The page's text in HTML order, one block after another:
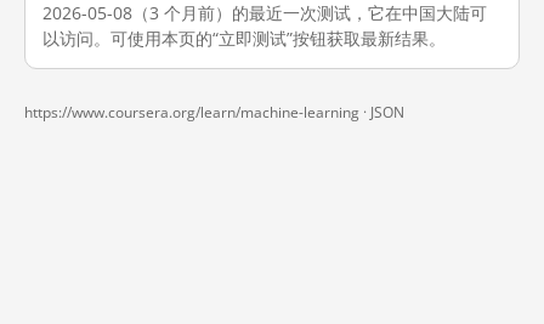
2026-05-08（3 个月前）的最近一次测试，它在中国大陆可
以访问。可使用本页的“立即测试”按钮获取最新结果。
https://www.coursera.org/learn/machine-learning · JSON